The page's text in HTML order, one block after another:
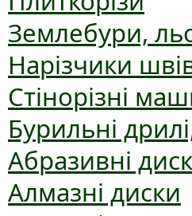
Землебури,
Нарізчики
Стінорізні
Бурильні
Абразивні
Алмазні диски